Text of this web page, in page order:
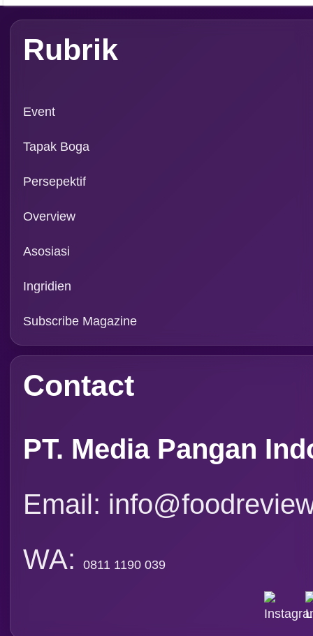
Rubrik
Event
Tapak Boga
Persepektif
Overview
Asosiasi
Ingridien
Subscribe Magazine
Contact
PT. Media Pangan
Email:
WA:
0811 1190 039